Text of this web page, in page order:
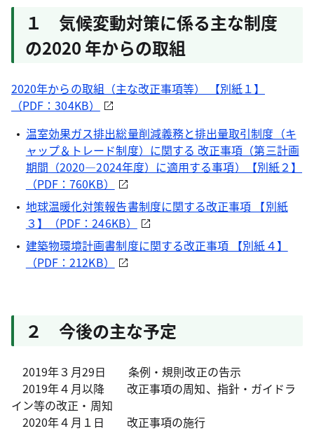
１ 気候変動対策に係る主な制度
の2020 年からの取組
2020年からの取組（主な改正事項等） 【別紙１】
（PDF：304KB）
温室効果ガス排出総量削減義務と排出量取引制度（キ
ャップ＆トレード制度）に関する 改正事項（第三計画
期間（2020―2024年度）に適用する事項）【別紙２】
（PDF：760KB）
地球温暖化対策報告書制度に関する改正事項 【別紙
３】（PDF：246KB）
建築物環境計画書制度に関する改正事項 【別紙４】
（PDF：212KB）
２ 今後の主な予定
2019年３月29日 条例・規則改正の告示
2019年４月以降 改正事項の周知、指針・ガイドラ
イン等の改正・周知
2020年４月１日 改正事項の施行